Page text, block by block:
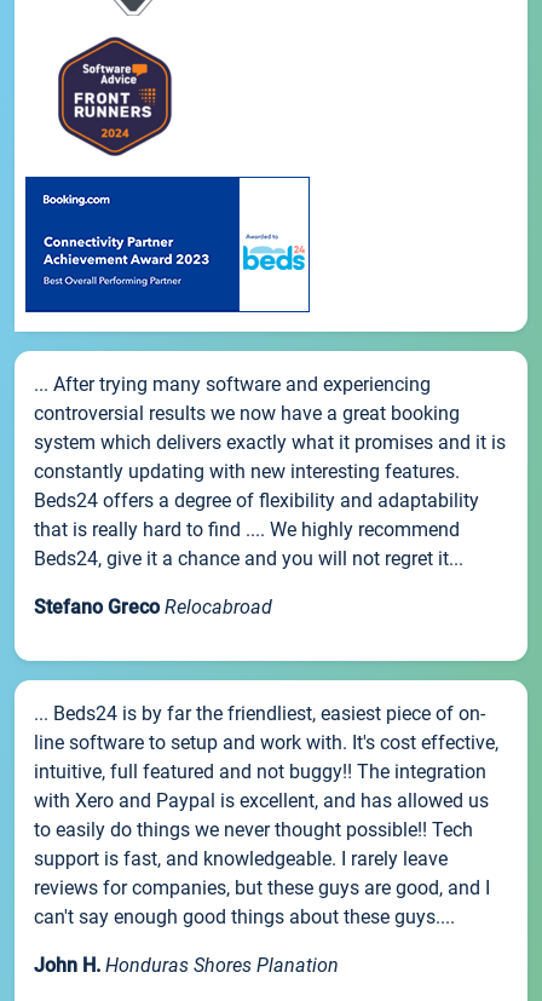
... After trying many software and experiencing
controversial results we now have a great booking
system which delivers exactly what it promises and it is
constantly updating with new interesting features.
Beds24 offers a degree of flexibility and adaptability
that is really hard to find .... We highly recommend
Beds24, give it a chance and you will not regret it...
Stefano Greco Relocabroad
... Beds24 is by far the friendliest, easiest piece of on-
line software to setup and work with. It's cost effective,
intuitive, full featured and not buggy!! The integration
with Xero and Paypal is excellent, and has allowed us
to easily do things we never thought possible!! Tech
support is fast, and knowledgeable. I rarely leave
reviews for companies, but these guys are good, and I
can't say enough good things about these guys....
John H. Honduras Shores Planation